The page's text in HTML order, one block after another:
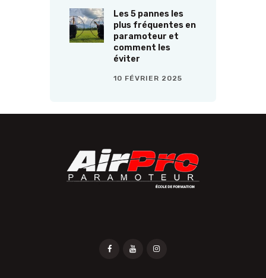
Les 5 pannes les
plus fréquentes en
paramoteur et
comment les
éviter
10 FÉVRIER 2025